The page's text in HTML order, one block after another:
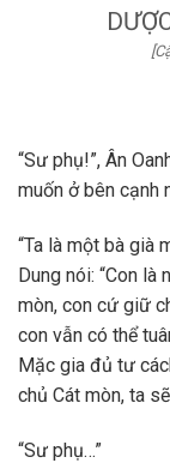
“Sư phụ!”, Ân
muốn ở bên cạnh
“Ta là một bà già
Dung nói: “Con
mòn, con cứ giữ
con vẫn có thể
Mặc gia đủ tư
chủ Cát mòn, ta
“Sư phụ…”